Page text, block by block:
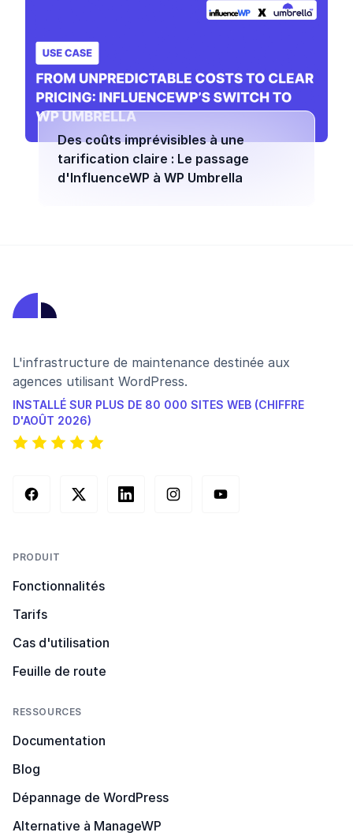
Des coûts imprévisibles à une
tarification claire : Le passage
d'InfluenceWP à WP Umbrella
L'infrastructure de maintenance destinée aux
agences utilisant WordPress.
INSTALLÉ SUR PLUS DE 80 000 SITES WEB (CHIFFRE
D'AOÛT 2026)
FacebookX (Twitter)LinkedInInstagramYouTube
PRODUIT
Fonctionnalités
Tarifs
Cas d'utilisation
Feuille de route
RESSOURCES
Documentation
Blog
Dépannage de WordPress
Alternative à ManageWP